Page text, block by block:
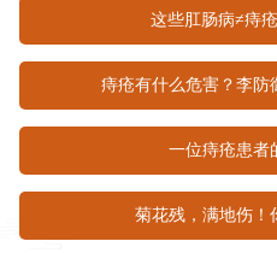
这些肛肠病≠痔
痔疮有什么危害？李防
一位痔疮患者
菊花残，满地伤！